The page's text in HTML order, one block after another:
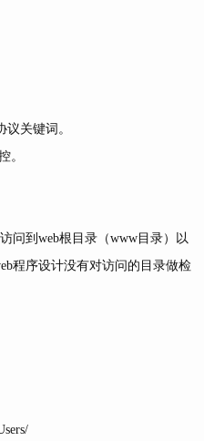
关键词。
。
到web根目录（www目录）以
程序设计没有对访问的目录做检